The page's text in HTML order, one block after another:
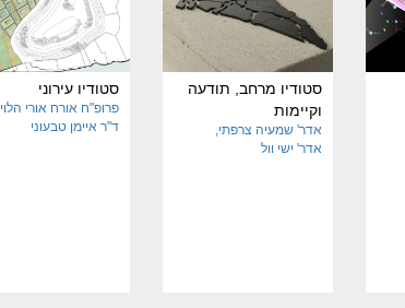
סטודיו מרחב, תודעה
וקיימות
אדר' שמעיה צרפתי
אדר' ישי וול
סטודיו עירוני
פרופ"ח אורח אורי הלוי
ד"ר איימן טבעוני